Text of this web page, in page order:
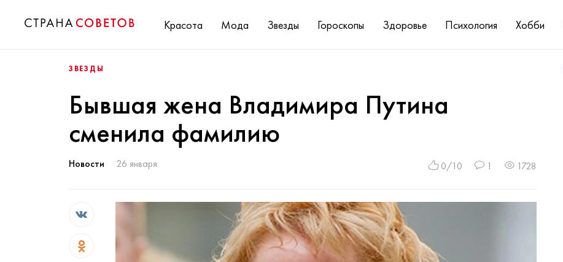
Красота Мода Звезды Гороскопы Здоровье Психология Хобби
ЗВЕЗДЫ
Бывшая жена Владимира Путина
сменила фамилию
Новости 26 января 0/10 1 1728